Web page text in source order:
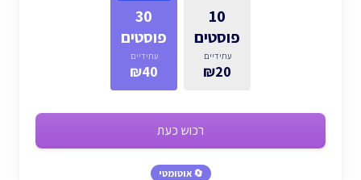
10
פוסטים
עתידיים
₪20
30
פוסטים
עתידיים
₪40
רכוש כעת
🔄 אוטומטי